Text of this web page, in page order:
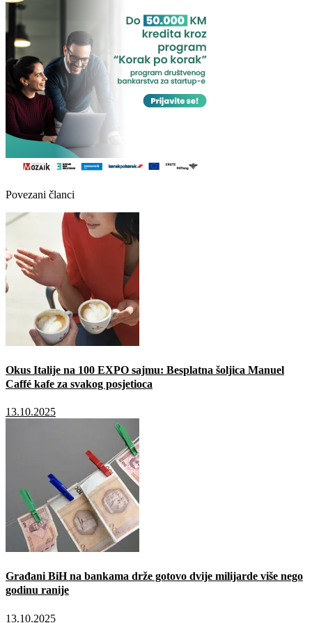
Povezani članci
Okus Italije na 100 EXPO sajmu: Besplatna šoljica Manuel
Caffé kafe za svakog posjetioca
13.10.2025
Građani BiH na bankama drže gotovo dvije milijarde više nego
godinu ranije
13.10.2025